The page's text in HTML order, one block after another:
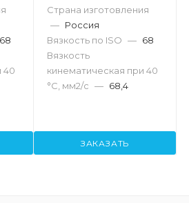
68
40
Страна изготовления
— Россия
Вязкость по ISO — 68
Вязкость
кинематическая при 40
°С, мм2/с — 68,4
ЗАКАЗАТЬ